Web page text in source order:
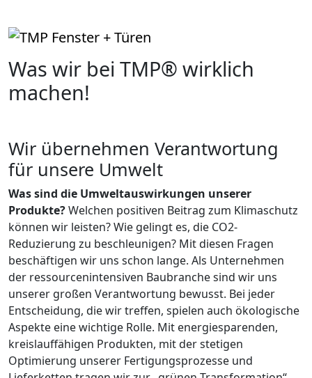
Was wir bei TMP® wirklich
machen!
Wir übernehmen Verantwortung
für unsere Umwelt
Was sind die Umweltauswirkungen unserer
Produkte?Welchen positiven Beitrag zum Klimaschutz
können wir leisten? Wie gelingt es, die CO2-
Reduzierung zu beschleunigen? Mit diesen Fragen
beschäftigen wir uns schon lange. Als Unternehmen
der ressourcenintensiven Baubranche sind wir uns
unserer großen Verantwortung bewusst. Bei jeder
Entscheidung, die wir treffen, spielen auch ökologische
Aspekte eine wichtige Rolle. Mit energiesparenden,
kreislauffähigen Produkten, mit der stetigen
Optimierung unserer Fertigungsprozesse und